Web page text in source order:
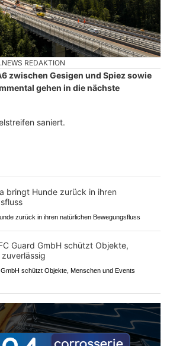
REDAKTION
zwischen Gesigen und Spiez sowie
gehen in die nächste
saniert.
zurück in ihren natürlichen Bewegungsfluss
schützt Objekte, Menschen und Events